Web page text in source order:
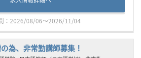
：2026/08/06～2026/11/04
為、非常勤講師募集！